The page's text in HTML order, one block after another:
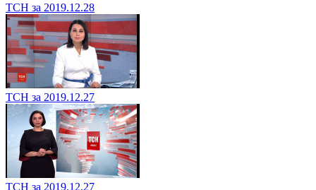
ТСН за 2019.12.28
ТСН за 2019.12.27
ТСН за 2019.12.27